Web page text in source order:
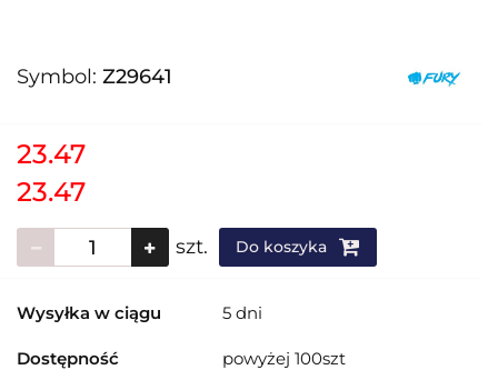
Symbol: Z29641
23.47
23.47
szt. Do koszyka
Wysyłka w ciągu 5 dni
Dostępność powyżej 100szt